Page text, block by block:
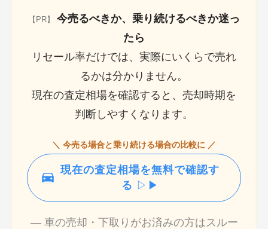
【PR】
今売るべきか、乗り続けるべきか迷っ
たら
リセール率だけでは、実際にいくらで売れ
るかは分かりません。
現在の査定相場を確認すると、売却時期を
判断しやすくなります。
＼ 今売る場合と乗り続ける場合の比較に ／
現在の査定相場を無料で確認す
る ▷▶
― 車の売却・下取りがお済みの方はスルー